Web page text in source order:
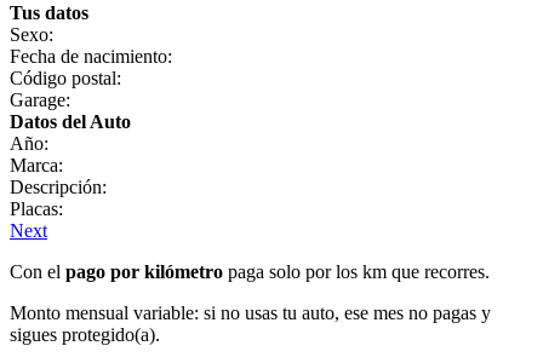
Tus datos
Sexo:
Fecha de nacimiento:
Código postal:
Garage:
Datos del Auto
Año:
Marca:
Descripción:
Placas:
Next
Con el pago por kilómetro paga solo por los km que recorres.
Monto mensual variable: si no usas tu auto, ese mes no pagas y
sigues protegido(a).